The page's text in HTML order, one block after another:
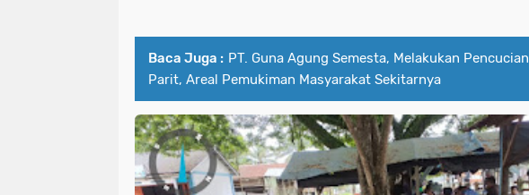
Baca Juga : PT. Guna Agung Semesta, Melakukan Pencucian
Parit, Areal Pemukiman Masyarakat Sekitarnya